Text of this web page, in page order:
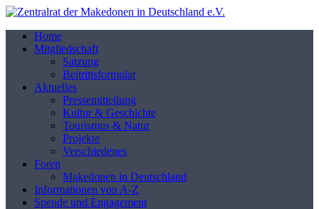
Home
Mitgliedschaft
Satzung
Beitrittsformular
Aktuelles
Pressemitteilung
Kultur & Geschichte
Tourismus & Natur
Projekte
Verschiedenes
Foren
Makedonen in Deutschland
Informationen von A-Z
Spende und Engagement